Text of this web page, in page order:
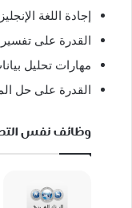
إجادة اللغة
القدرة على
مهارات تحليل
القدرة على حل
وظائف نفس